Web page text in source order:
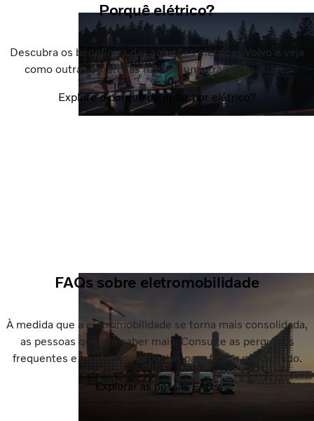
Porquê elétrico?
Descubra os benefícios das soluções elétricas Volvo e veja
como outras empresas fizeram uma transição suave.
Explore o porquê de optar por elétrico?
FAQs sobre eletromobilidade
À medida que a eletromobilidade se torna mais consolidada,
as pessoas querem saber mais. Consulte as perguntas
frequentes e as nossas respostas para ficar a par de tudo.
Explorar as nossas FAQs